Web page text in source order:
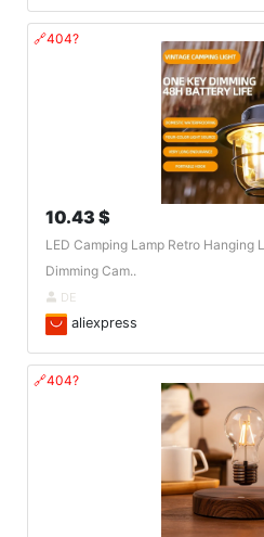
🔗404?
10.43 $
LED Camping Lamp Retro Hanging
Dimming Cam..
DE
aliexpress
🔗404?